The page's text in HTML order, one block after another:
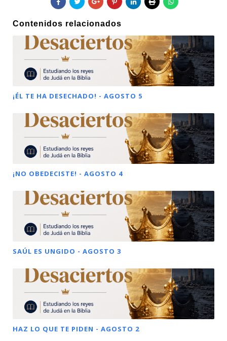
Contenidos relacionados
¡ÉL TE HA DESECHADO! - AGOSTO 5
¡NO OBEDECISTE! - AGOSTO 4
SAÚL ES UNGIDO - AGOSTO 3
HAZ LO QUE TE PIDEN - AGOSTO 2